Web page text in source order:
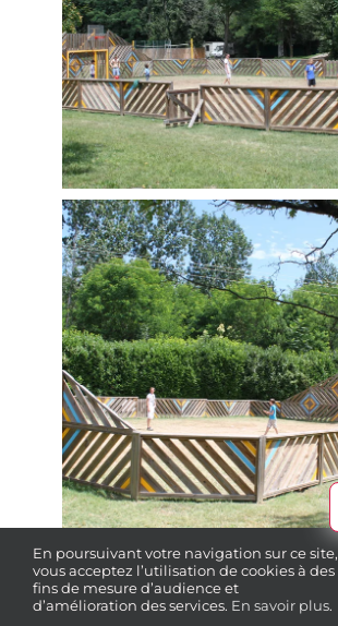
En poursuivant votre navigation sur ce site,
vous acceptez l’utilisation de cookies à des
fins de mesure d’audience et
d’amélioration des services. En savoir plus.